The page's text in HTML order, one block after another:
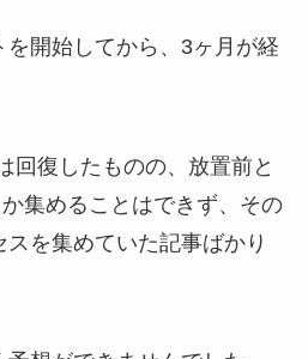
開始してから、3ヶ月が経
回復したものの、放置前と
集めることはできず、その
を集めていた記事ばかり